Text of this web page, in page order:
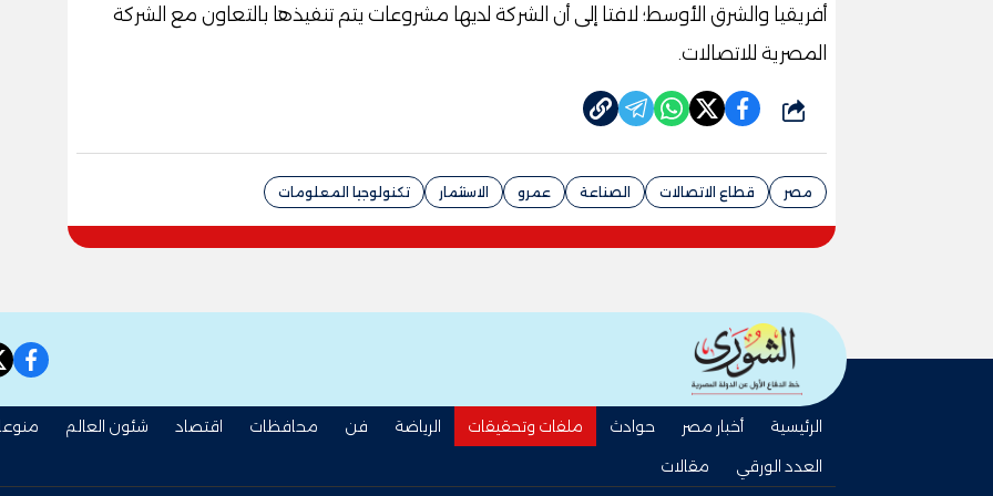
أفريقيا والشرق الأوسط؛ لافتا إلى أن الشركة لديها مشروعات يتم تنفيذها بالتعاون مع الشركة
المصرية للاتصالات.
شارك
مصر قطاع الاتصالات الصناعة عمرو الاستثمار تكنولوجيا المعلومات
الرئيسية أخبار مصر حوادث ملفات وتحقيقات الرياضة فن محافظات اقتصاد شئون العالم
العدد الورقي
مقالات